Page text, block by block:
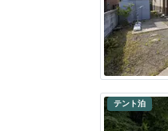
テント泊